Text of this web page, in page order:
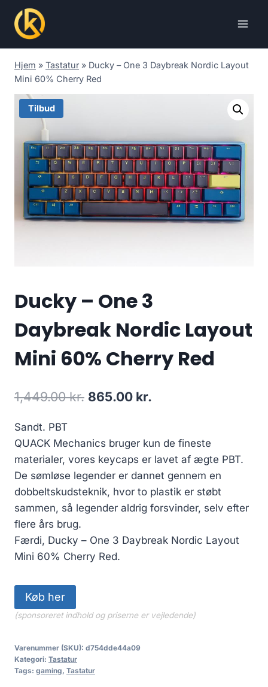
content
Hjem » Tastatur » Ducky – One 3 Daybreak Nordic Layout
Mini 60% Cherry Red
Tilbud
Ducky – One 3
Daybreak Nordic Layout
Mini 60% Cherry Red
1,449.00kr. Original
was:
1,449.00 kr..
865.00 kr.
865.00 kr..
Sandt. PBT
QUACK Mechanics bruger kun de fineste
materialer, vores keycaps er lavet af ægte PBT.
De sømløse legender er dannet gennem en
dobbeltskudsteknik, hvor to plastik er støbt
sammen, så legender aldrig forsvinder, selv efter
flere års brug.
Færdi, Ducky – One 3 Daybreak Nordic Layout
Mini 60% Cherry Red.
Køb her
(sponsoreret indhold og priserne er vejledende)
Varenummer (SKU): d754dde44a09
Kategori: Tastatur
Tags: gaming, Tastatur